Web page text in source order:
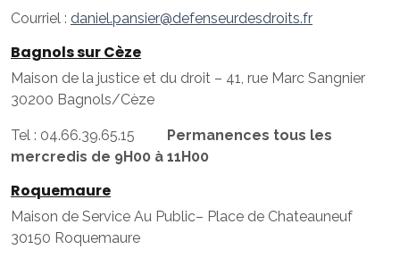
Courriel : daniel.pansier@defenseurdesdroits.fr
Bagnols sur Cèze
Maison de la justice et du droit – 41, rue Marc Sangnier
30200 Bagnols/Cèze
Tel : 04.66.39.65.15 Permanences tous les
mercredis de 9H00 à 11H00
Roquemaure
Maison de Service Au Public– Place de Chateauneuf
30150 Roquemaure